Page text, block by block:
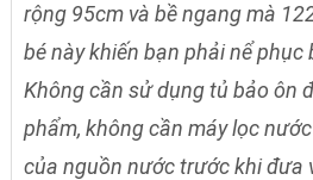
rộng 95cm và bề ngang mà
bé này khiến bạn phải nể phục
Không cần sử dụng tủ bảo ôn
phẩm, không cần máy lọc
của nguồn nước trước khi đưa